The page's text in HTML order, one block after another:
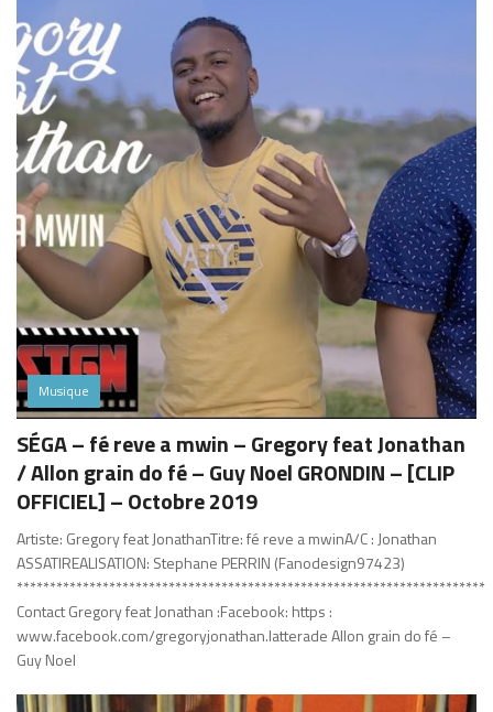
Musique
SÉGA – fé reve a mwin – Gregory feat Jonathan
/ Allon grain do fé – Guy Noel GRONDIN – [CLIP
OFFICIEL] – Octobre 2019
Artiste: Gregory feat JonathanTitre: fé reve a mwinA/C : Jonathan
ASSATIREALISATION: Stephane PERRIN (Fanodesign97423)
***********************************************************************
Contact Gregory feat Jonathan :Facebook: https :
www.facebook.com/gregoryjonathan.latterade Allon grain do fé –
Guy Noel